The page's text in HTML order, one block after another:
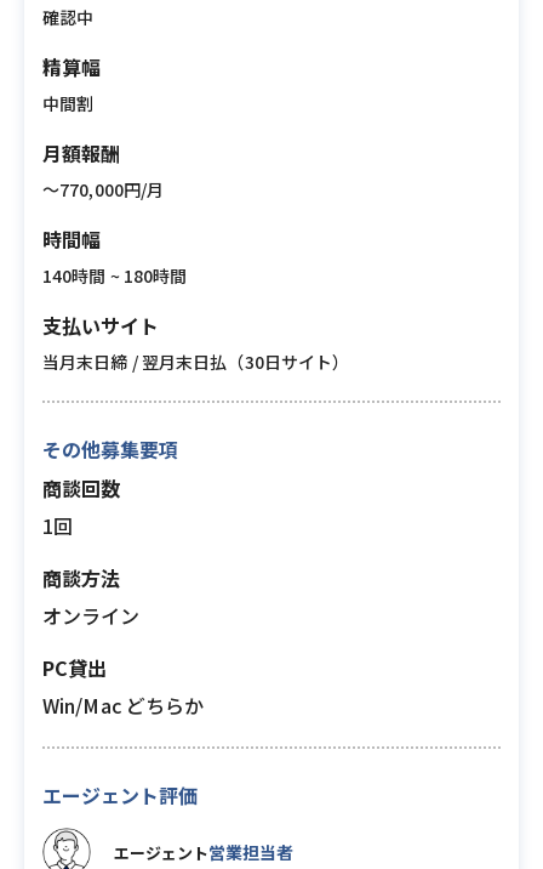
確認中
精算幅
中間割
月額報酬
〜770,000円/月
時間幅
140時間 ~ 180時間
支払いサイト
当月末日締 / 翌月末日払（30日サイト）
その他募集要項
商談回数
1回
商談方法
オンライン
PC貸出
Win/Mac どちらか
エージェント評価
エージェント営業担当者